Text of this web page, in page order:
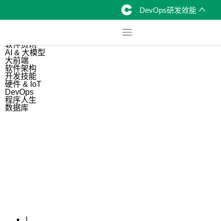
DevOps研发效能
软件资讯
AI & 大模型
大前端
软件架构
开发技能
硬件 & IoT
DevOps
程序人生
数据库
1